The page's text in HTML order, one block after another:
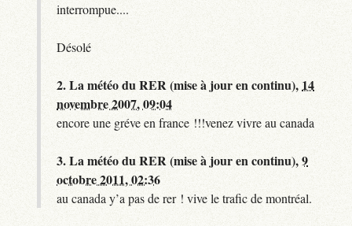
interrompue....
Désolé
2.La météo du RER (mise à jour en continu), 14
novembre 2007, 09:04
encore une gréve en france !!!venez vivre au canada
3.La météo du RER (mise à jour en continu),9
octobre 2011, 02:36
au canada y’a pas de rer ! vive le trafic de montréal.